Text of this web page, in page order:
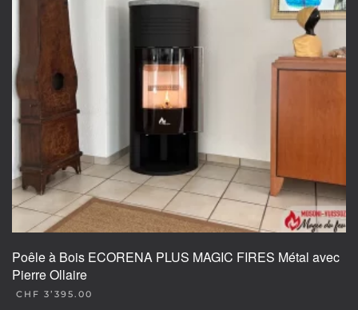
Poêle à Bois ECORENA PLUS MAGIC FIRES Métal avec
Pierre Ollaire
CHF 3’395.00